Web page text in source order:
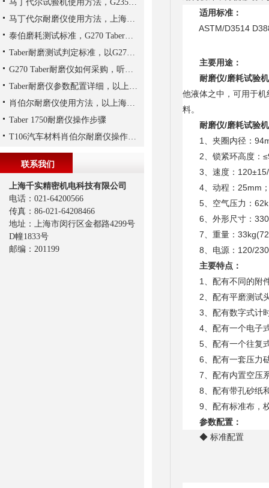
适用标准：
ASTM/D3514
主要用途：
耐磨仪/磨耗试验机
他液体之中，可用于
料。
耐磨仪/磨耗试验机
1、夹圈内径：
2、锁紧环高度：
3、速度：120±15/
4、动程：25mm
5、空气压力：
6、外形尺寸：
7、重量：
8、电源：120/
主要特点：
1、配有不同的附件
2、配有平磨测试头
3、配有数字式计时
4、配有一个电子式
5、配有一个往复式
6、配有一套压力砝
7、配有内置空压
8、配有带孔砂纸和
9、配有标准布，校
参数配置：
◆ 标准配置
马丁代尔试验机使用方法，G235马丁代尔耐磨仪为例说明
马丁代尔耐磨仪使用方法，上海千实的G235为例
泰伯磨耗测试标准，G270 Taber耐磨仪为例说明
Taber耐磨测试判定标准，以G270 Taber耐磨仪为例说明
G270 Taber耐磨仪如何采购，听上海千实说一说
Taber耐磨仪参数配置详细，以上海千实的G270为参考
肖伯尔耐磨仪使用方法，以上海千实T106为例
Taber 1750耐磨仪操作步骤
T106汽车材料肖伯尔耐磨仪操作步骤
联系我们
上海千实精密机电科技有限公司
电话：021-64200566
传真：86-021-64208466
地址：上海市闵行区金都路4299号
D幢1833号
邮编：201199